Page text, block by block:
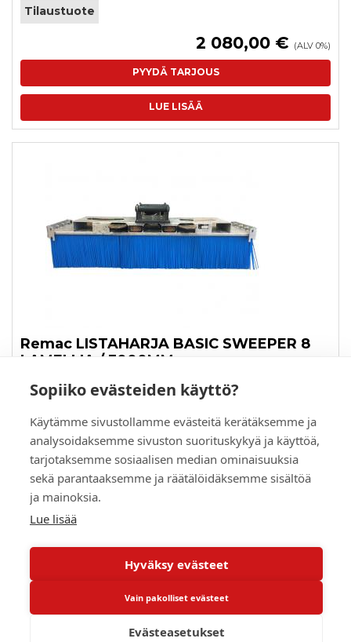
Sopiiko evästeiden käyttö?
Käytämme sivustollamme evästeitä kerätäksemme ja
analysoidaksemme sivuston suorituskykyä ja käyttöä,
tarjotaksemme sosiaalisen median ominaisuuksia
sekä parantaaksemme ja räätälöidäksemme sisältöä
ja mainoksia.
Lue lisää
Hyväksy evästeet
Vain pakolliset evästeet
Evästeasetukset
Tilaustuote
2 080,00 € (ALV 0%)
PYYDÄ TARJOUS
LUE LISÄÄ
Remac LISTAHARJA BASIC SWEEPER 8
LAMELLIA / 3000MM
Tilaustuote
2 620,00 € (ALV 0%)
PYYDÄ TARJOUS